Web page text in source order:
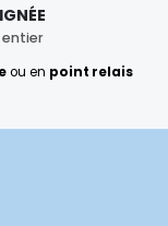
entier
ou en point relais